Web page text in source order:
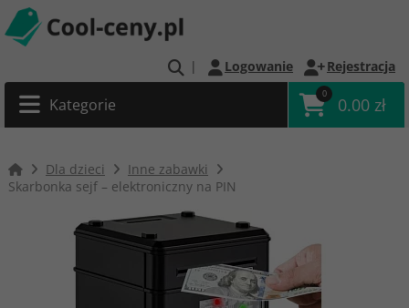
| Logowanie Rejestracja
Kategorie
0
0.00 zł
Dla dzieci
Inne zabawki
Skarbonka sejf – elektroniczny na PIN